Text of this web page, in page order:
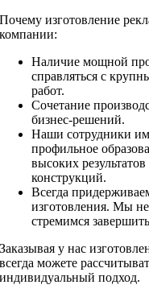
Почему изготовление
компании:
Наличие мощной
справляться с
работ.
Сочетание
бизнес-решений.
Наши сотрудники
профильное
высоких
конструкций.
Всегда
изготовления. Мы
стремимся
Заказывая у нас
всегда можете
индивидуальный подход.